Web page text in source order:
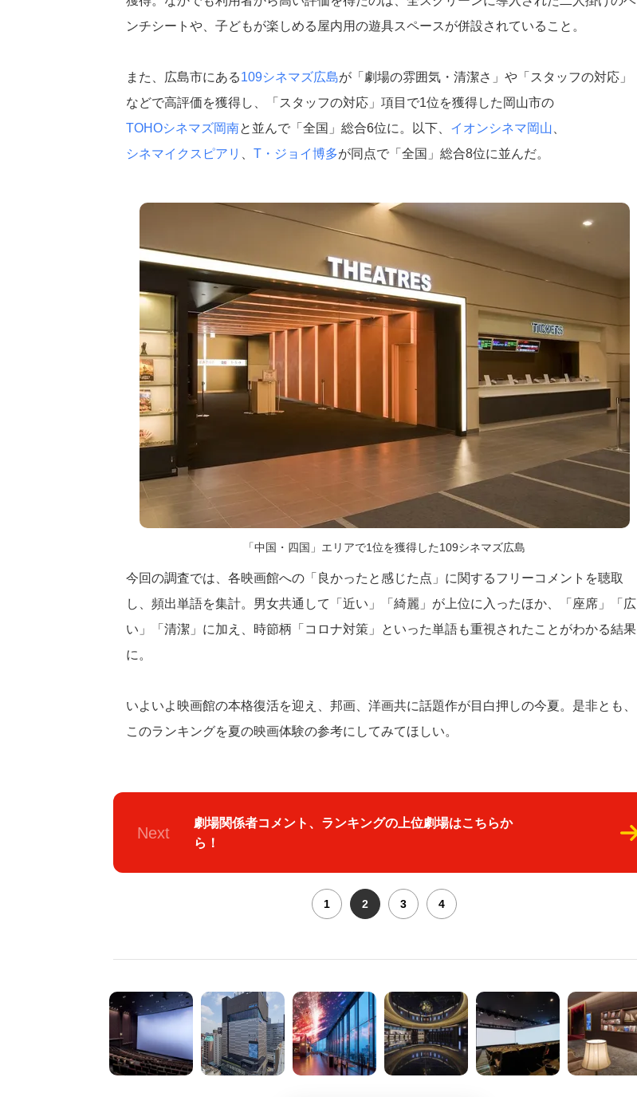
ンチシートや、子どもが楽しめる屋内用の遊具スペースが併設されていること。
また、広島市にある109シネマズ広島が「劇場の雰囲気・清潔さ」や「スタッフの対応」
などで高評価を獲得し、「スタッフの対応」項目で1位を獲得した岡山市の
TOHOシネマズ岡南と並んで「全国」総合6位に。以下、 イオンシネマ岡山
シネマイクスピアリ
T・ジョイ博多が同点で「全国」総合8位に並んだ。
「中国・四国」エリアで1位を獲得した109シネマズ広島
今回の調査では、各映画館への「良かったと感じた点」に関するフリーコメントを聴取
し、頻出単語を集計。男女共通して「近い」「綺麗」が上位に入ったほか、「座席」「広
い」「清潔」に加え、時節柄「コロナ対策」といった単語も重視されたことがわかる結果
に。
いよいよ映画館の本格復活を迎え、邦画、洋画共に話題作が目白押しの今夏。是非とも、
このランキングを夏の映画体験の参考にしてみてほしい。
Next
劇場関係者コメント、ランキングの上位劇場はこちらか
ら！
1 2 3 4